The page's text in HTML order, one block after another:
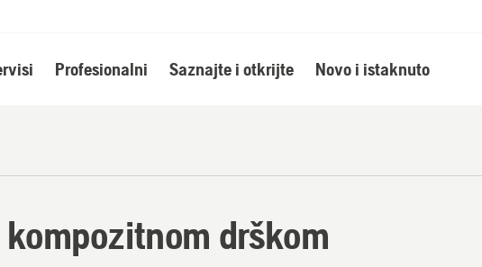
Profesionalni Saznajte i otkrijte Novo i istaknuto
drškom